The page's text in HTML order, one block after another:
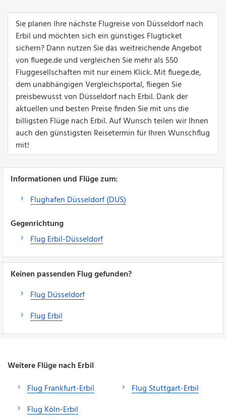
Sie planen Ihre nächste Flugreise von Düsseldorf nach
Erbil und möchten sich ein günstiges Flugticket
sichern? Dann nutzen Sie das weitreichende Angebot
von fluege.de und vergleichen Sie mehr als 550
Fluggesellschaften mit nur einem Klick. Mit fluege.de,
dem unabhängigen Vergleichsportal, fliegen Sie
preisbewusst von Düsseldorf nach Erbil. Dank der
aktuellen und besten Preise finden Sie mit uns die
billigsten Flüge nach Erbil. Auf Wunsch teilen wir Ihnen
auch den günstigsten Reisetermin für Ihren Wunschflug
mit!
Informationen und Flüge zum:
Flughafen Düsseldorf (DUS)
Gegenrichtung
Flug Erbil-Düsseldorf
Keinen passenden Flug gefunden?
Flug Düsseldorf
Flug Erbil
Weitere Flüge nach Erbil
Flug Frankfurt-Erbil
Flug Köln-Erbil
Flug Stuttgart-Erbil